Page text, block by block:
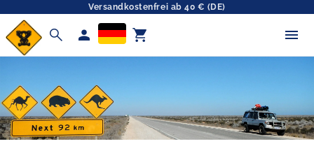
Versandkostenfrei ab 40 € (DE)
search person shopping_cart